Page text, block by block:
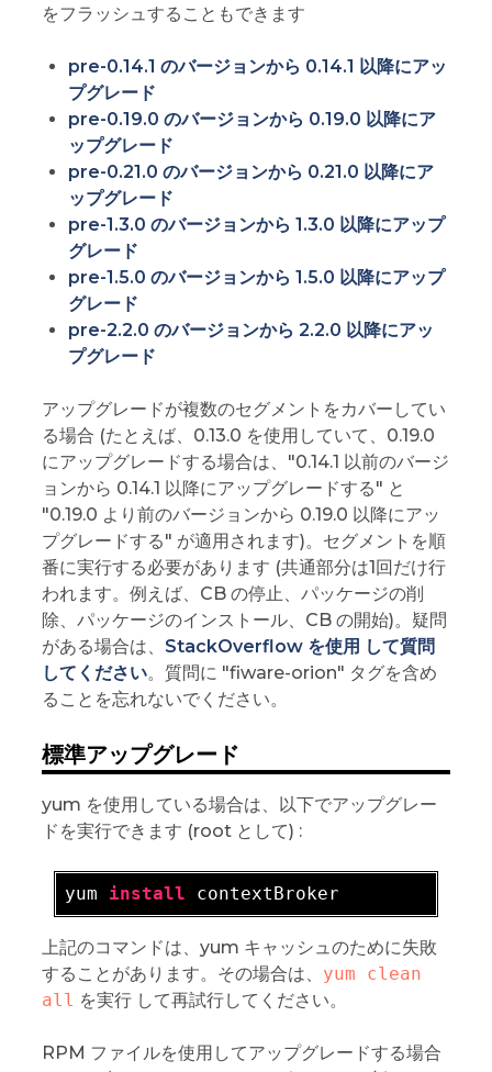
をフラッシュすることもできます
pre-0.14.1 のバージョンから 0.14.1 以降にアッ
プグレード
pre-0.19.0 のバージョンから 0.19.0 以降にア
ップグレード
pre-0.21.0 のバージョンから 0.21.0 以降にア
ップグレード
pre-1.3.0 のバージョンから 1.3.0 以降にアップ
グレード
pre-1.5.0 のバージョンから 1.5.0 以降にアップ
グレード
pre-2.2.0 のバージョンから 2.2.0 以降にアッ
プグレード
アップグレードが複数のセグメントをカバーしてい
る場合 (たとえば、0.13.0 を使用していて、0.19.0
にアップグレードする場合は、"0.14.1 以前のバージ
ョンから 0.14.1 以降にアップグレードする" と
"0.19.0 より前のバージョンから 0.19.0 以降にアッ
プグレードする" が適用されます)。セグメントを順
番に実行する必要があります (共通部分は1回だけ行
われます。例えば、CB の停止、パッケージの削
除、パッケージのインストール、CB の開始)。疑問
がある場合は、 StackOverflow を使用 して質問
してください。質問に "fiware-orion" タグを含め
ることを忘れないでください。
標準アップグレード
yum を使用している場合は、以下でアップグレー
ドを実行できます (root として) :
yum install
上記のコマンドは、yum キャッシュのために失敗
することがあります。その場合は、 yum clean
all を実行 して再試行してください。
RPM ファイルを使用してアップグレードする場合